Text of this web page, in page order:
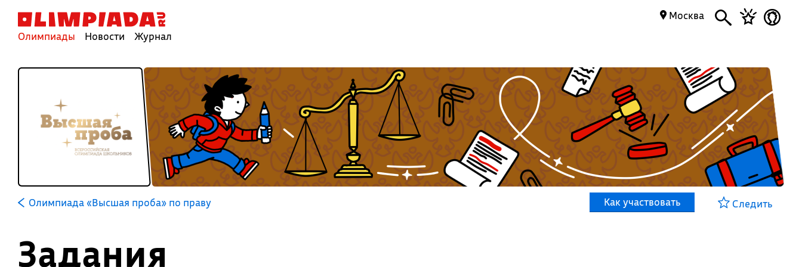
Олимпиады Новости Журнал
Москва
Олимпиада «Высшая проба» по праву Как участвовать Следить
Задания